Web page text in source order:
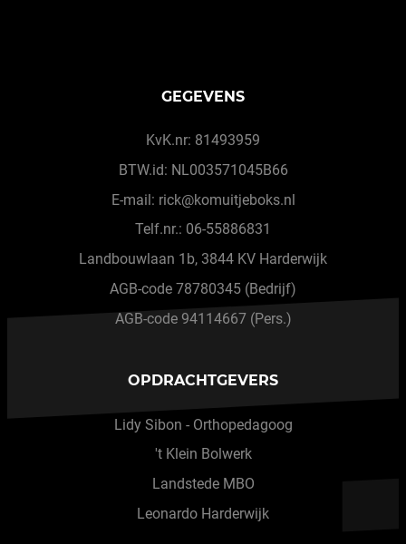
GEGEVENS
KvK.nr: 81493959
BTW.id: NL003571045B66
E-mail: rick@komuitjeboks.nl
Telf.nr.: 06-55886831
Landbouwlaan 1b, 3844 KV Harderwijk
AGB-code 78780345 (Bedrijf)
AGB-code 94114667 (Pers.)
OPDRACHTGEVERS
Lidy Sibon - Orthopedagoog
't Klein Bolwerk
Landstede MBO
Leonardo Harderwijk